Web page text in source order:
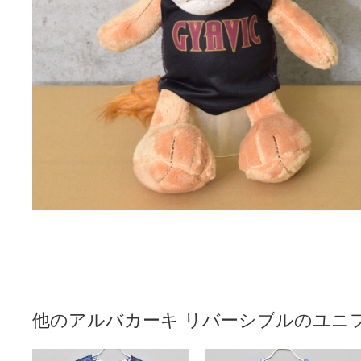
他のアルバカーキ リバーシブルのユニ